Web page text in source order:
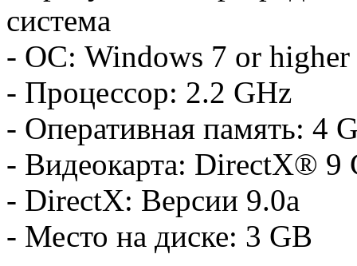
система
- ОС: Windows 7 or higher
- Процессор: 2.2 GHz
- Оперативная память: 4
- Видеокарта: DirectX® 9
- DirectX: Версии 9.0a
- Место на диске: 3 GB